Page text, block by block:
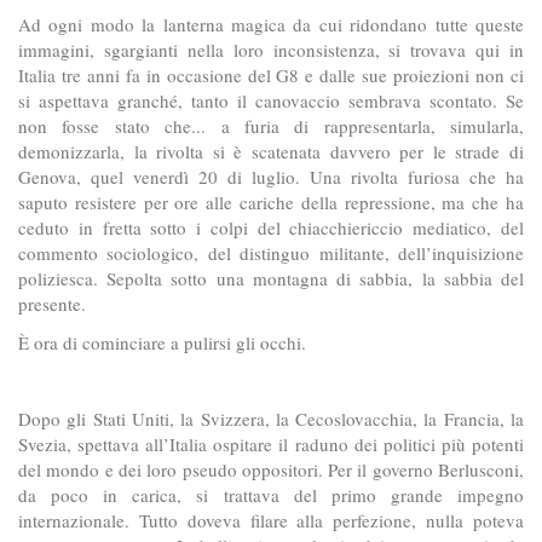
Ad ogni modo la lanterna magica da cui ridondano tutte queste
immagini, sgargianti nella loro inconsistenza, si trovava qui in
Italia tre anni fa in occasione del G8 e dalle sue proiezioni non ci
si aspettava granché, tanto il canovaccio sembrava scontato. Se
non fosse stato che... a furia di rappresentarla, simularla,
demonizzarla, la rivolta si è scatenata davvero per le strade di
Genova, quel venerdì 20 di luglio. Una rivolta furiosa che ha
saputo resistere per ore alle cariche della repressione, ma che ha
ceduto in fretta sotto i colpi del chiacchiericcio mediatico, del
commento sociologico, del distinguo militante, dell’inquisizione
poliziesca. Sepolta sotto una montagna di sabbia, la sabbia del
presente.
È ora di cominciare a pulirsi gli occhi.
Dopo gli Stati Uniti, la Svizzera, la Cecoslovacchia, la Francia, la
Svezia, spettava all’Italia ospitare il raduno dei politici più potenti
del mondo e dei loro pseudo oppositori. Per il governo Berlusconi,
da poco in carica, si trattava del primo grande impegno
internazionale. Tutto doveva filare alla perfezione, nulla poteva